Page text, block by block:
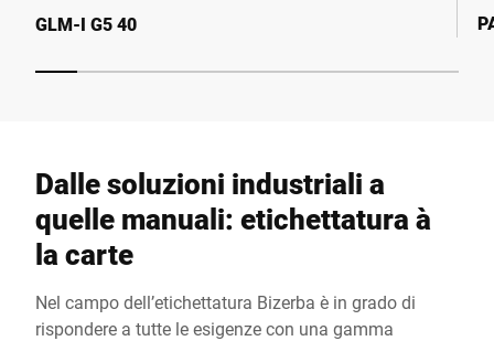
GLM-I G5 40
Dalle soluzioni industriali a
quelle manuali: etichettatura à
la carte
Nel campo dell’etichettatura Bizerba è in grado di
rispondere a tutte le esigenze con una gamma